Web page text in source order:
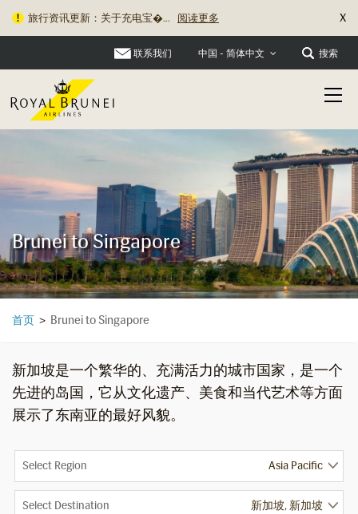
旅行资讯更新：关于充电宝�... 阅读更多 X
联系我们 中国 - 简体中文 搜索
Brunei to Singapore
首页 > Brunei to Singapore
新加坡是一个繁华的、充满活力的城市国家，是一个
先进的岛国，它从文化遗产、美食和当代艺术等方面
展示了东南亚的最好风貌。
Select Region
Select Destination